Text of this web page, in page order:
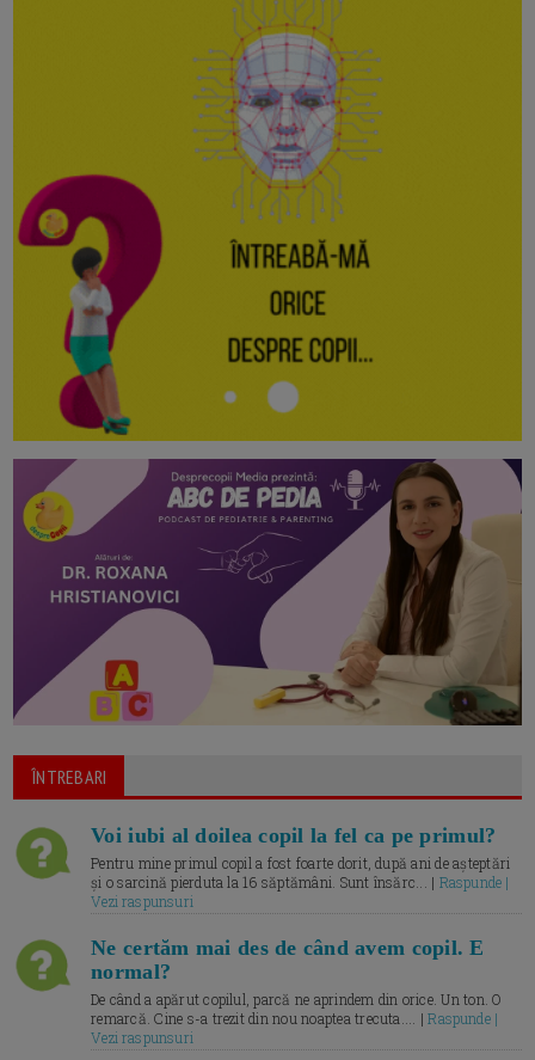
ÎNTREBARI
Voi iubi al doilea copil la fel ca pe primul?
Pentru mine primul copil a fost foarte dorit, după ani de așteptări
și o sarcină pierduta la 16 săptămâni. Sunt însărc... | Raspunde |
Vezi raspunsuri
Ne certăm mai des de când avem copil. E
normal?
De când a apărut copilul, parcă ne aprindem din orice. Un ton. O
remarcă. Cine s-a trezit din nou noaptea trecuta.... |Raspunde |
Vezi raspunsuri